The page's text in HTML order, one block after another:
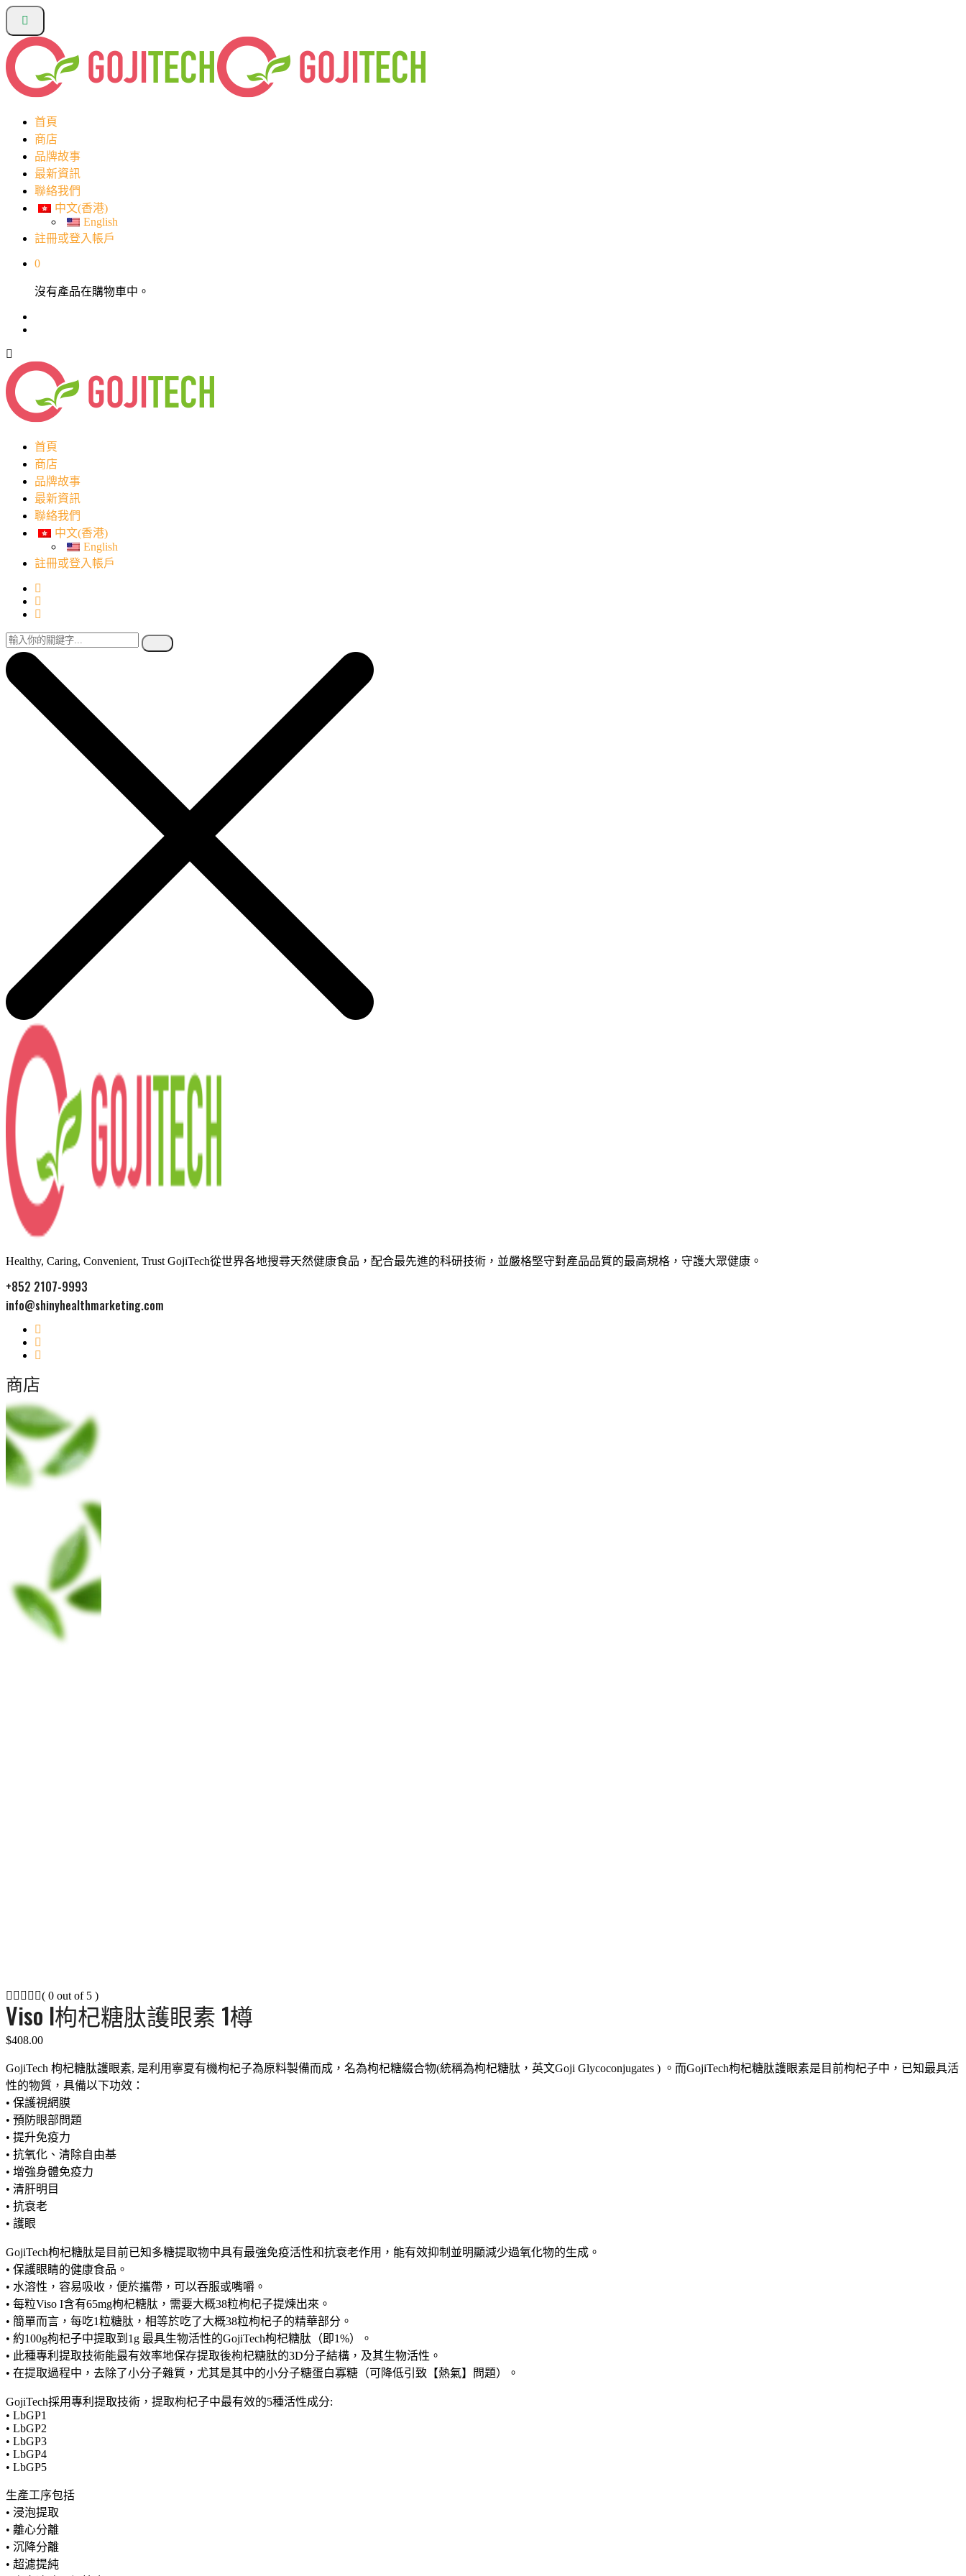
首頁
商店
品牌故事
最新資訊
聯絡我們
中文(香港)
English
註冊或登入帳戶
0
沒有產品在購物車中。
首頁
商店
品牌故事
最新資訊
聯絡我們
中文(香港)
English
註冊或登入帳戶
Healthy, Caring, Convenient, Trust GojiTech從世界各地搜尋天然健康食品，配合最先進的科研技術，並嚴格堅守對產品品質的最高規格，守護大眾健康。
+852 2107-9993
info@shinyhealthmarketing.com
商店
( 0 out of 5 )
Viso I枸杞糖肽護眼素 1樽
$408.00
GojiTech 枸杞糖肽護眼素, 是利用寧夏有機枸杞子為原料製備而成，名為枸杞糖綴合物(統稱為枸杞糖肽，英文Goji Glycoconjugates ) 。而GojiTech枸杞糖肽護眼素是目前枸杞子中，已知最具活
性的物質，具備以下功效：
• 保護視網膜
• 預防眼部問題
• 提升免疫力
• 抗氧化、清除自由基
• 增強身體免疫力
• 清肝明目
• 抗衰老
• 護眼
GojiTech枸杞糖肽是目前已知多糖提取物中具有最強免疫活性和抗衰老作用，能有效抑制並明顯減少過氧化物的生成。
• 保護眼睛的健康食品。
• 水溶性，容易吸收，便於攜帶，可以吞服或嘴嚼。
• 每粒Viso I含有65mg枸杞糖肽，需要大概38粒枸杞子提煉出來。
• 簡單而言，每吃1粒糖肽，相等於吃了大概38粒枸杞子的精華部分。
• 約100g枸杞子中提取到1g 最具生物活性的GojiTech枸杞糖肽（即1%）。
• 此種專利提取技術能最有效率地保存提取後枸杞糖肽的3D分子結構，及其生物活性。
• 在提取過程中，去除了小分子雜質，尤其是其中的小分子糖蛋白寡糖（可降低引致【熱氣】問題）。
GojiTech採用專利提取技術，提取枸杞子中最有效的5種活性成分:
• LbGP1
• LbGP2
• LbGP3
• LbGP4
• LbGP5
生產工序包括
• 浸泡提取
• 離心分離
• 沉降分離
• 超濾提純